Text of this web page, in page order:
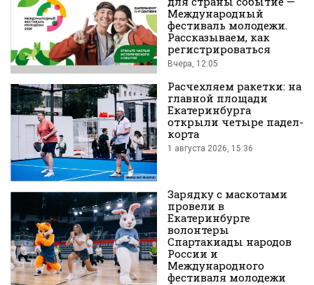
во
Вконтакте
Международный
фестиваль молодежи.
Рассказываем, как
регистрироваться
Вчера, 12:05
Расчехляем ракетки: на
главной площади
Екатеринбурга
открыли четыре падел-
корта
1 августа 2026, 15:36
Зарядку с маскотами
провели в
Екатеринбурге
волонтеры
Спартакиады народов
России и
Международного
фестиваля молодежи